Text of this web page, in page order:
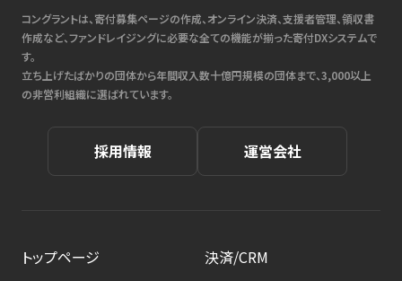
コングラントは、寄付募集ページの作成、オンライン決済、支援者管理、領収書
作成など、ファンドレイジングに必要な全ての機能が揃った寄付DXシステムで
す。
立ち上げたばかりの団体から年間収入数十億円規模の団体まで、3,000以上
の非営利組織に選ばれています。
採用情報 運営会社
トップページ
決済/CRM